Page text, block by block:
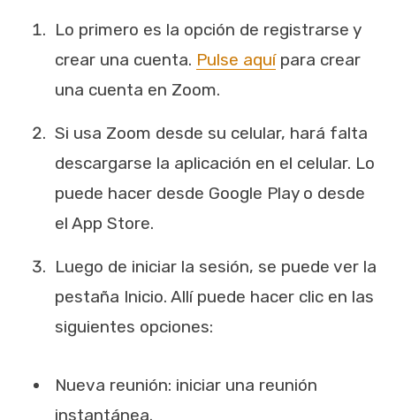
Lo primero es la opción de registrarse y
crear una cuenta. Pulse aquípara crear
una cuenta en Zoom.
Si usa Zoom desde su celular, hará falta
descargarse la aplicación en el celular. Lo
puede hacer desde Google Play o desde
el App Store.
Luego de iniciar la sesión, se puede ver la
pestaña Inicio. Allí puede hacer clic en las
siguientes opciones:
Nueva reunión: iniciar una reunión
instantánea.